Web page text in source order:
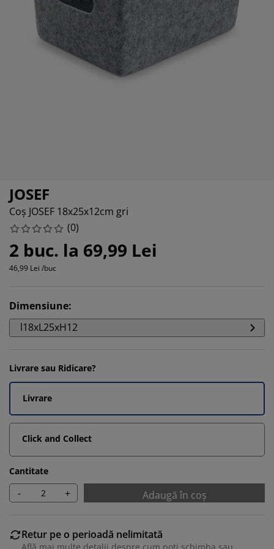
de saltea
mobilierului
exterior
de iluminat
casă
JOSEF
Coș JOSEF 18x25x12cm gri
(0)
2 buc. la 69,99 Lei
46,99 Lei /buc
Dimensiune:
l18xL25xH12
Livrare sau Ridicare?
Livrare
Click and Collect
Cantitate
- + Adaugă în coș
Retur pe o perioadă nelimitată